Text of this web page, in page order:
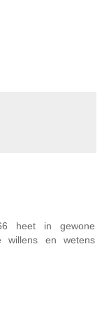
heet in gewone
willens en wetens